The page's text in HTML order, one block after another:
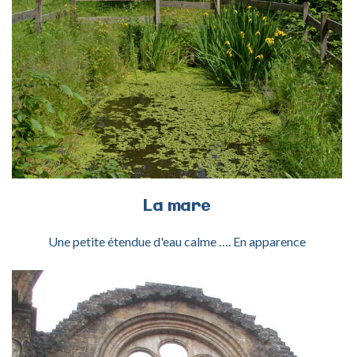
ACTIVITÉ LA MARE
La mare
Une petite étendue d'eau calme …. En apparence